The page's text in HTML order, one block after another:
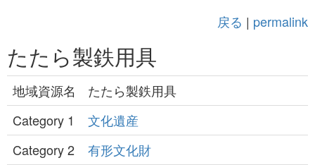
戻る | permalink
たたら製鉄用具
地域資源名
たたら製鉄用具
Category 1
文化遺産
Category 2
有形文化財